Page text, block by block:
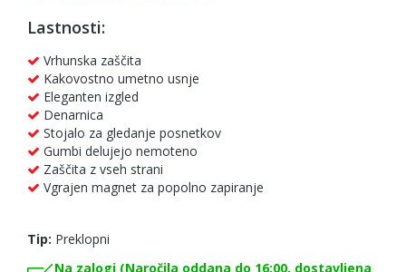
Lastnosti:
Vrhunska zaščita
Kakovostno umetno usnje
Eleganten izgled
Denarnica
Stojalo za gledanje posnetkov
Gumbi delujejo nemoteno
Zaščita z vseh strani
Vgrajen magnet za popolno zapiranje
Tip: Preklopni
Na zalogi (Naročila oddana do 16:00, dostavljena